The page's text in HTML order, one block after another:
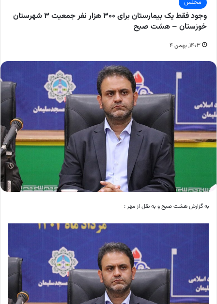
مجلس
وجود فقط یک بیمارستان برای ۳۰۰ هزار نفر جمعیت ۳ شهرستان
خوزستان – هشت صبح
۱۴۰۳, بهمن ۴
به گزارش هشت صبح و به نقل از مهر :